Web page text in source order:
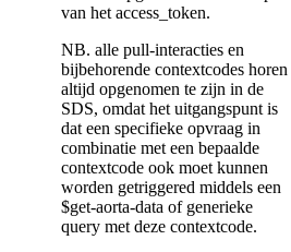
van het access_token.
NB. alle pull-interacties en
bijbehorende contextcodes horen
altijd opgenomen te zijn in de
SDS, omdat het uitgangspunt is
dat een specifieke opvraag in
combinatie met een bepaalde
contextcode ook moet kunnen
worden getriggered middels een
$get-aorta-data of generieke
query met deze contextcode.